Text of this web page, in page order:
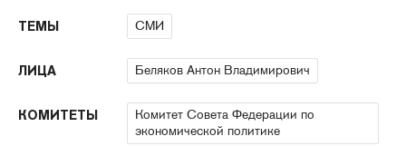
ТЕМЫ СМИ
ЛИЦА Беляков Антон Владимирович
КОМИТЕТЫ
Комитет Совета Федерации по
экономической политике